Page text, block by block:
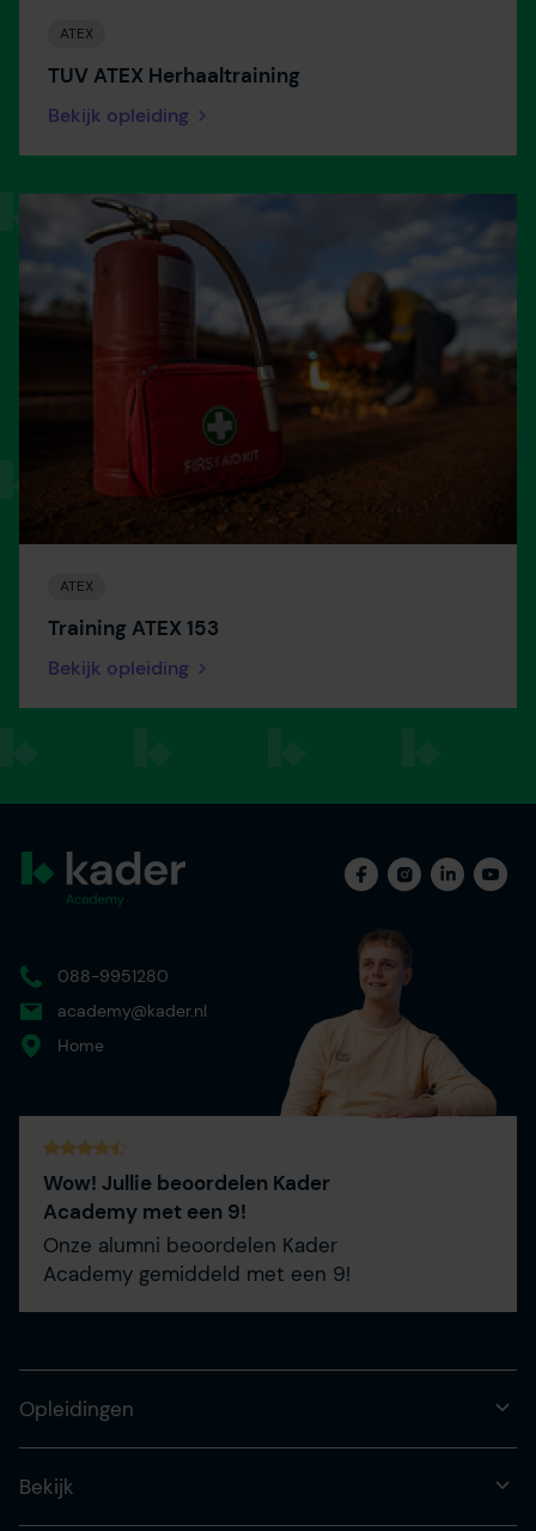
ATEX
TUV ATEX Herhaaltraining
Bekijk opleiding
ATEX
Training ATEX 153
Bekijk opleiding
088-9951280
academy@kader.nl
Home
Wow! Jullie beoordelen Kader
Academy met een 9!
Onze alumni beoordelen Kader
Academy gemiddeld met een 9!
Opleidingen
Bekijk